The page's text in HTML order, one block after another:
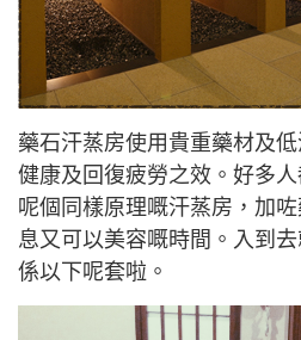
藥石汗蒸房使用貴重藥材及
健康及回復疲勞之效。好多
呢個同樣原理嘅汗蒸房，加
息又可以美容嘅時間。入到
係以下呢套啦。